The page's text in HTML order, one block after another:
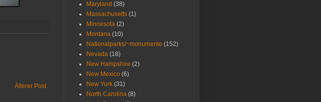
Älterer Post
Maryland (38)
Massachusetts (1)
Minnesota (2)
Montana (10)
Nationalparks/~monumente (152)
Nevada (18)
New Hampshire (2)
New Mexico (6)
New York (31)
North Carolina (8)